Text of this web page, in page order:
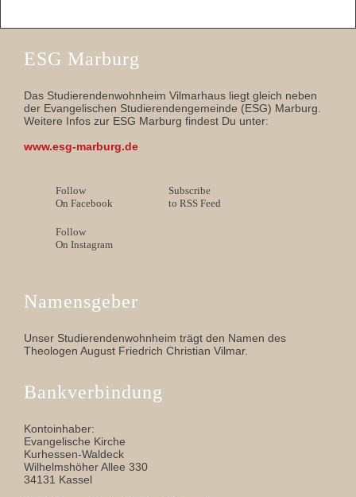
ESG Marburg
Das Studierendenwohnheim Vilmarhaus liegt gleich neben
der Evangelischen Studierendengemeinde (ESG) Marburg.
Weitere Infos zur ESG Marburg findest Du unter:
www.esg-marburg.de
Follow
On Facebook
Subscribe
to RSS Feed
Follow
On Instagram
Namensgeber
Unser Studierendenwohnheim trägt den Namen des
Theologen August Friedrich Christian Vilmar.
Bankverbindung
Kontoinhaber:
Evangelische Kirche
Kurhessen-Waldeck
Wilhelmshöher Allee 330
34131 Kassel